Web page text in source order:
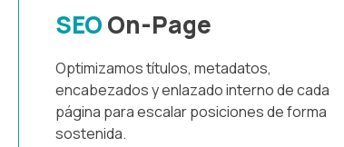
SEOOn-Page
Optimizamos títulos, metadatos,
encabezados y enlazado interno de cada
página para escalar posiciones de forma
sostenida.